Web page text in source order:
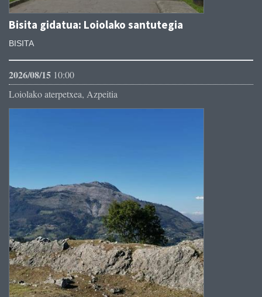
Bisita gidatua: Loiolako santutegia
BISITA
2026/08/15 10:00
Loiolako aterpetxea, Azpeitia